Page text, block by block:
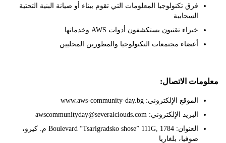
فرق تكنولوجيا المعلومات التي تقوم ببناء أو صيانة البنية التحتية
السحابية
خبراء تقنيون يستكشفون أدوات AWS وخدماتها
أعضاء مجتمعات التكنولوجيا والمطورين المحليين
الاتصال:
الموقع الإلكتروني: www.aws-community-day.bg
البريد الإلكتروني: awscommunityday@severalclouds.com
العنوان: Boulevard “Tsarigradsko shose” 111G, 1784 م. كيرو،
صوفيا، بلغاريا